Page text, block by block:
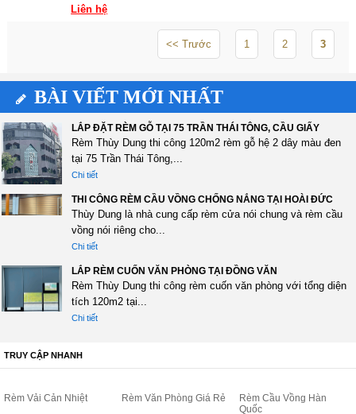
Liên hệ
<< Trước 1 2 3
BÀI VIẾT MỚI NHẤT
LẮP ĐẶT RÈM GỖ TẠI 75 TRẦN THÁI TÔNG, CẦU GIẤY
Rèm Thùy Dung thi công 120m2 rèm gỗ hệ 2 dây màu đen
tại 75 Trần Thái Tông,...
Chi tiết
THI CÔNG RÈM CẦU VỒNG CHỐNG NẮNG TẠI HOÀI ĐỨC
Thùy Dung là nhà cung cấp rèm cửa nói chung và rèm cầu
vồng nói riêng cho...
Chi tiết
LẮP RÈM CUỐN VĂN PHÒNG TẠI ĐỒNG VĂN
Rèm Thùy Dung thi công rèm cuốn văn phòng với tổng diện
tích 120m2 tại...
Chi tiết
TRUY CẬP NHANH
Rèm Vải Cản Nhiệt Rèm Văn Phòng Giá Rẻ
Rèm Cầu Vồng Hàn
Quốc